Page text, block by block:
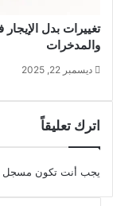
والمدخرات
ديسمبر 22, 2025
اترك تعليقاً
يجب أنت تكون مسجل